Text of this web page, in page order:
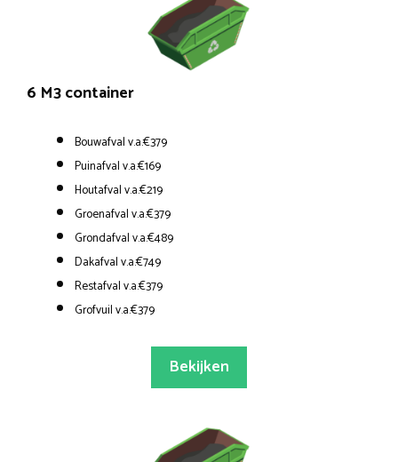
6 M3 container
Bouwafval v.a.€379
Puinafval v.a.€169
Houtafval v.a.€219
Groenafval v.a.€379
Grondafval v.a.€489
Dakafval v.a.€749
Restafval v.a.€379
Grofvuil v.a.€379
Bekijken